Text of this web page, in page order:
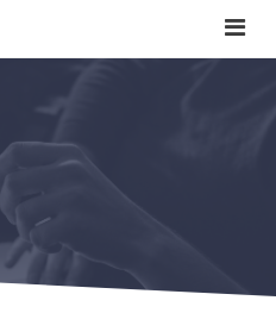
reviews
in de buurt?
+
+